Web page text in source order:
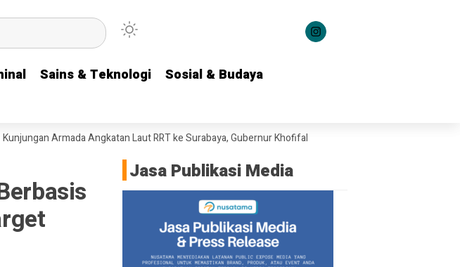
Sains & Teknologi
Sosial & Budaya
Sains & Teknologi
Sosial & Budaya
Armada Angkatan Laut RRT ke Surabaya, Gubernur Khofifah Bahas Potensi Kerja Sama Teknologi
Jasa Publikasi Media